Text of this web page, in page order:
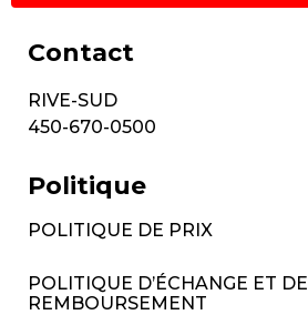
Contact
RIVE-SUD
450-670-0500
Politique
POLITIQUE DE PRIX
POLITIQUE D’ÉCHANGE ET DE
REMBOURSEMENT